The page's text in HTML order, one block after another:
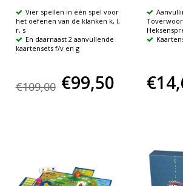
Vier spellen in één spel voor
het oefenen van de klanken k, l,
r, s
En daarnaast 2 aanvullende
kaartensets f/v en g
€109,00 €99,50